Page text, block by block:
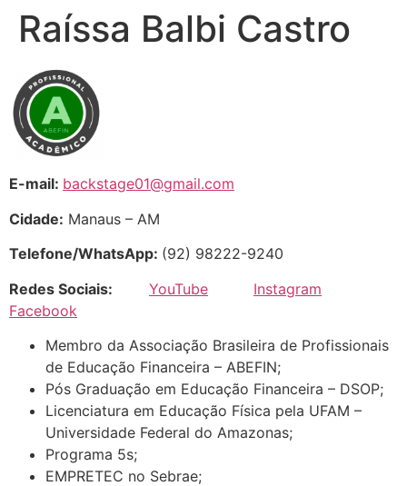
Raíssa Balbi Castro
E-mail: backstage01@gmail.com
Cidade: Manaus – AM
Telefone/WhatsApp: (92) 98222-9240
Redes Sociais:
YouTube
Instagram
Facebook
Membro da Associação Brasileira de Profissionais
de Educação Financeira – ABEFIN;
Pós Graduação em Educação Financeira – DSOP;
Licenciatura em Educação Física pela UFAM –
Universidade Federal do Amazonas;
Programa 5s;
EMPRETEC no Sebrae;